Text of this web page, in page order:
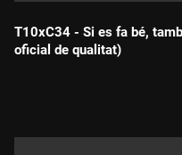
T10xC34 - Si es fa bé,
oficial de qualitat)